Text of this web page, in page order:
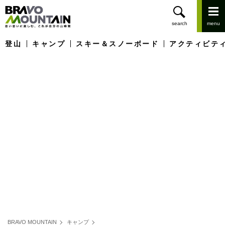
登山 キャンプ スキー＆スノーボード アクティビテ
BRAVO MOUNTAIN
キャンプ